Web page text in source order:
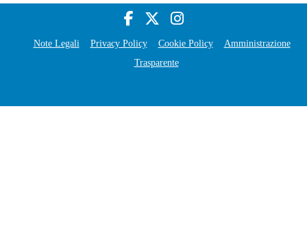
Note Legali Privacy Policy Cookie Policy
Amministrazione
Trasparente